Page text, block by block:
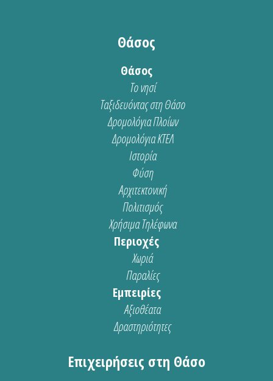
Θάσος
Θάσος
Το νησί
Ταξιδευόντας στη Θάσο
Δρομολόγια Πλοίων
Δρομολόγια ΚΤΕΛ
Ιστορία
Φύση
Αρχιτεκτονική
Πολιτισμός
Χρήσιμα Τηλέφωνα
Περιοχές
Χωριά
Παραλίες
Εμπειρίες
Αξιοθέατα
Δραστηριότητες
Επιχειρήσεις στη Θάσο